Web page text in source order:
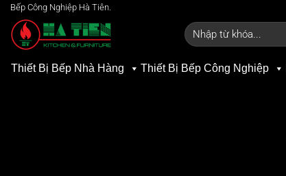
Bỏ
qua
nội
dung
Bếp Công Nghiệp Hà Tiên.
Tìm
kiếm:
Thiết Bị Bếp Nhà Hàng Thiết Bị Bếp Công Nghiệp